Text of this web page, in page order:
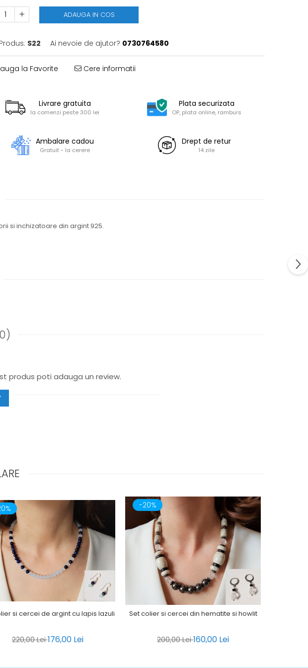
ADAUGA IN COS
S22 Ai nevoie de ajutor? 0730764580
la Favorite Cere informatii
Livrare gratuita
la comenzi peste 300 lei
Plata securizata
OP, plata online, ramburs
Ambalare cadou
Gratuit - la cerere
Drept de retur
14 zile
si inchizatoare din argint 925.
produs poti adauga un review.
si cercei de argint cu lapis lazuli
220,00 Lei176,00 Lei
-20%
Set colier si cercei din hematite si howlit
200,00 Lei160,00 Lei